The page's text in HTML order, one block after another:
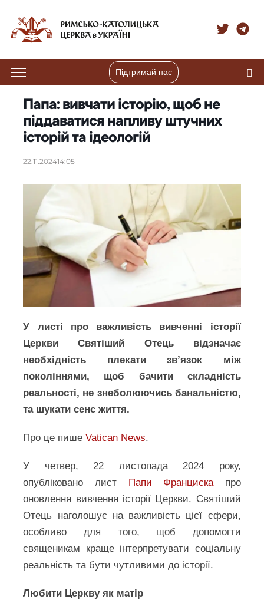
Підтримай нас
Папа: вивчати історію, щоб не
піддаватися напливу штучних
історій та ідеологій
22.11.202414:05
У листі про важливість вивченні історії
Церкви Святіший Отець відзначає
необхідність плекати зв’язок між
поколіннями, щоб бачити складність
реальності, не знеболюючись банальністю,
та шукати сенс життя.
Про це пишеVatican News.
У четвер, 22 листопада 2024 року,
опубліковано лист Папи Франциска про
оновлення вивчення історії Церкви. Святіший
Отець наголошує на важливість цієї сфери,
особливо для того, щоб допомогти
священикам краще інтерпретувати соціальну
реальність та бути чутливими до історії.
Любити Церкву як матір